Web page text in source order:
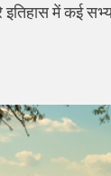
इतिहास में कई